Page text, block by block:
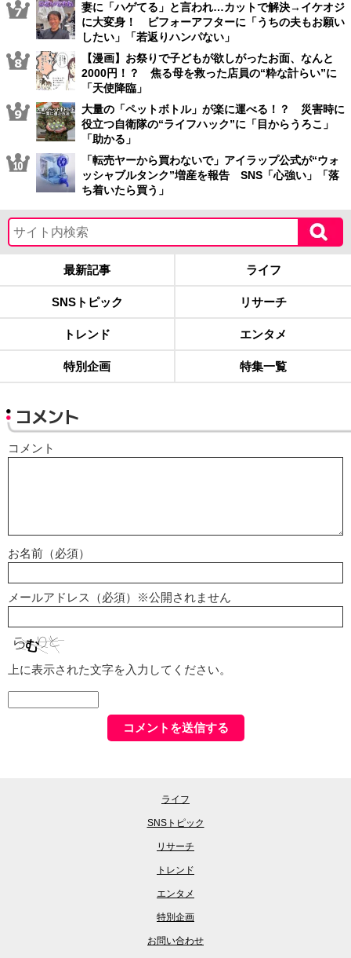
妻に「ハゲてる」と言われ…カットで解決→イケオジ
に大変身！ ビフォーアフターに「うちの夫もお願い
したい」「若返りハンパない」
【漫画】お祭りで子どもが欲しがったお面、なんと
2000円！？ 焦る母を救った店員の“粋な計らい”に
「天使降臨」
大量の「ペットボトル」が楽に運べる！？ 災害時に
役立つ自衛隊の“ライフハック”に「目からうろこ」
「助かる」
「転売ヤーから買わないで」アイラップ公式が“ウォ
ッシャブルタンク”増産を報告 SNS「心強い」「落
ち着いたら買う」
最新記事 ライフ
SNSトピック リサーチ
トレンド エンタメ
特別企画 特集一覧
コメント
コメント
お名前（必須）
メールアドレス（必須）※公開されません
上に表示された文字を入力してください。
ライフ
SNSトピック
リサーチ
トレンド
エンタメ
特別企画
お問い合わせ